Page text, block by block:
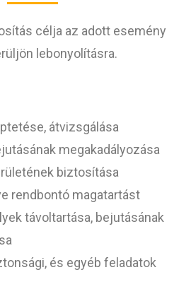
célja az adott esemény
lebonyolításra.
átvizsgálása
megakadályozása
biztosítása
rendbontó magatartást
távoltartása, bejutásának
és egyéb feladatok